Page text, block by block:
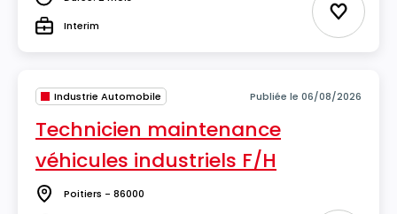
Durée
TypeInterim Ajouter
Industrie Automobile Publiée le 06/08/2026
Technicien maintenance
véhicules industriels F/H
Lieu Poitiers - 86000